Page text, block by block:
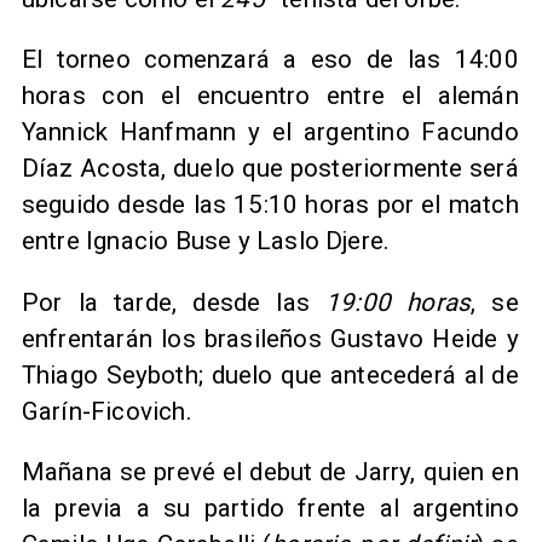
El torneo comenzará a eso de las 14:00
horas con el encuentro entre el alemán
Yannick Hanfmann y el argentino Facundo
Díaz Acosta, duelo que posteriormente será
seguido desde las 15:10 horas por el match
entre Ignacio Buse y Laslo Djere.
Por la tarde, desde las 19:00 horas, se
enfrentarán los brasileños Gustavo Heide y
Thiago Seyboth; duelo que antecederá al de
Garín-Ficovich.
Mañana se prevé el debut de Jarry, quien en
la previa a su partido frente al argentino